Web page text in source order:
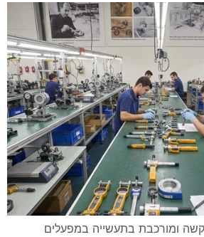
ומורכבת בתעשייה במפעלים